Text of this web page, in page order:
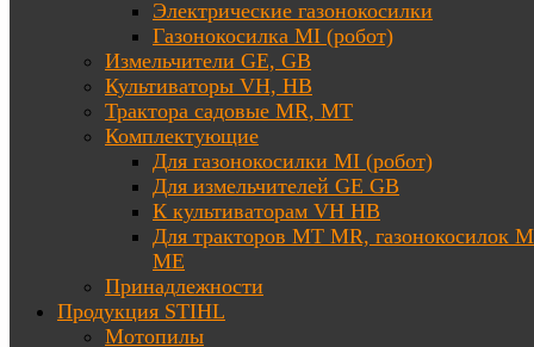
Электрические газонокосилки
Газонокосилка MI (робот)
Измельчители GE, GB
Культиваторы VH, HB
Трактора садовые MR, MT
Комплектующие
Для газонокосилки MI (робот)
Для измельчителей GE GB
К культиваторам VH HB
Для тракторов МТ MR, газонокосилок
ME
Принадлежности
Продукция STIHL
Мотопилы